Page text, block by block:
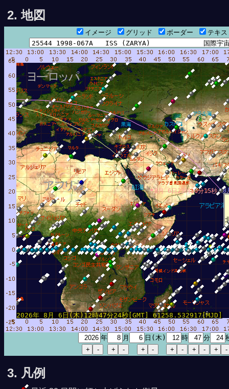
2. 地図
イメージ グリッド ボーダー テキ
8
8月 6日23時20分15秒
2026年 8月 6日(木)12時47分24秒[GMT] 61258.532917[MJD]
年 月 日(木) 時 分
3. 凡例